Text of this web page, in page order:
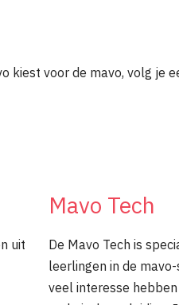
kiest voor de mavo, volg je
uit
Mavo Tech
De Mavo Tech is
leerlingen in de
veel interesse hebben